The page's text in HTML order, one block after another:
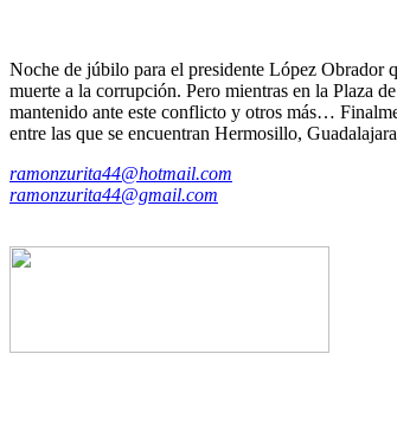
Noche de júbilo para el presidente López Obrador
muerte a la corrupción. Pero mientras en la Plaza
mantenido ante este conflicto y otros más…
entre las que se encuentran Hermosillo,
ramonzurita44@hotmail.com
ramonzurita44@gmail.com